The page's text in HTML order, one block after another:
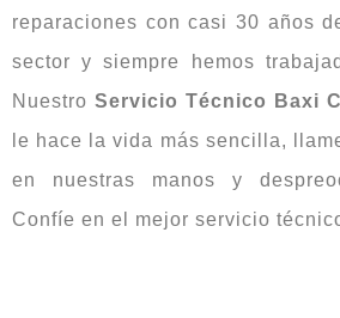
reparaciones con casi 30 años
sector y siempre hemos
Nuestro Servicio Técnico Baxi
le hace la vida más sencilla,
en nuestras manos y
Confíe en el mejor servicio